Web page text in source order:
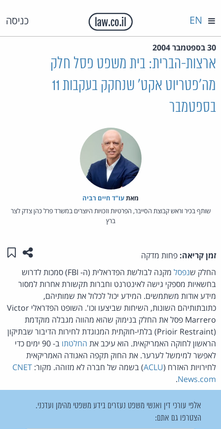
כניסה EN
30 בספטמבר 2004
ארצות-הברית: בית משפט פסל חלק
מה'פטריוט אקט' שנחקק בעקבות 11
בספטמבר
מאת‏עו"ד חיים רביה
שותף בכיר וראש קבוצת הסייבר, הפרטיות וזכויות היוצרים במשרד פרל כהן צדק לצר
ברץ
זמן קריאה: פחות מדקה שתפו
החלק שנפסל
מקנה לבולשת הפדראלית (ה- FBI) סמכות לדרוש
בחשאיות מספקי גישה לאינטרנט וחברות תקשורת אחרות למסור
מידע אודות משתמשים. המידע יכול לכלול את שמותיהם,
כתובתותיהם השונות, השיחות שביצעו וכו'. השופט הפדראלי Victor
Marrero פסל את החלק בנימוק שהוא מהווה מגבלה מוקדמת
(Prioir Restraint) בלתי-חוקתית המנוגדת לחירות הדיבור שבתיקון
הראשון לחוקה האמריקאית. הוא עיכב את החלטתו
ב- 90 ימים כדי
לאפשר למימשל לערער. את החוק תקפה האגודה האמריקאית
לחירויות האזרח (ACLU) בשמה של חברה לא מזוהה. מקור: CNET
News.com
.
אלפי עורכי דין ואנשי משפט נעזרים בידע משפטי מהימן ועדכני.
הצטרפו גם אתם: